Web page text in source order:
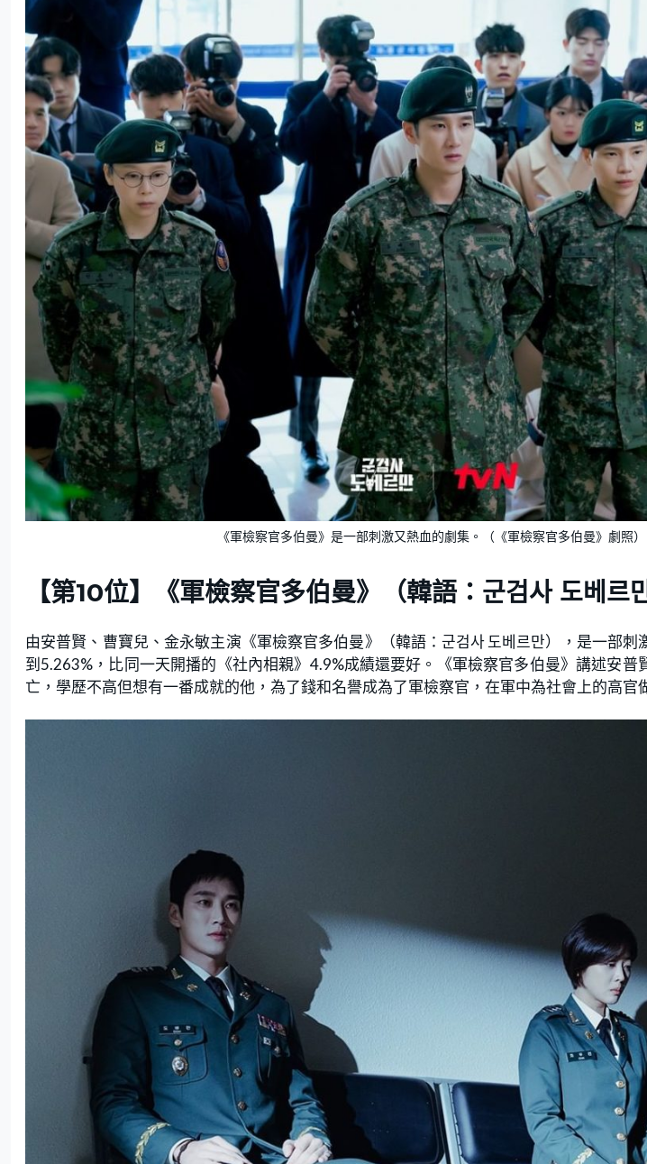
《軍檢察官多伯曼》是一部刺激又熱血的劇集。（《軍檢察官多伯曼》劇照）
【第10位】《軍檢察官多伯曼》 （韓語：군검사 도베르
由安普賢、曹寶兒、金永敏主演《軍檢察官多伯曼》（韓語：군검사 도베르만），是一部
到5.263%，比同一天開播的《社內相親》4.9%成績還要好。《軍檢察官多伯曼》講述安普
亡，學歷不高但想有一番成就的他，為了錢和名譽成為了軍檢察官，在軍中為社會上的高官